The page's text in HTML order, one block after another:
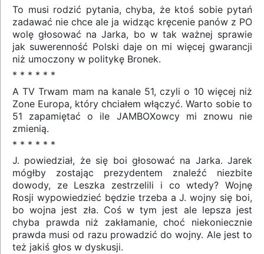
To musi rodzić pytania, chyba, że ktoś sobie pytań
zadawać nie chce ale ja widząc kręcenie panów z PO
wolę głosować na Jarka, bo w tak ważnej sprawie
jak suwerenność Polski daje on mi więcej gwarancji
niż umoczony w politykę Bronek.
* * * * * *
A TV Trwam mam na kanale 51, czyli o 10 więcej niż
Zone Europa, który chciałem włączyć. Warto sobie to
51 zapamiętać o ile JAMBOXowcy mi znowu nie
zmienią.
* * * * * *
J. powiedział, że się boi głosować na Jarka. Jarek
mógłby zostając prezydentem znaleźć niezbite
dowody, ze Leszka zestrzelili i co wtedy? Wojnę
Rosji wypowiedzieć będzie trzeba a J. wojny się boi,
bo wojna jest zła. Coś w tym jest ale lepsza jest
chyba prawda niż zakłamanie, choć niekoniecznie
prawda musi od razu prowadzić do wojny. Ale jest to
też jakiś głos w dyskusji.